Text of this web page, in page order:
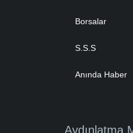
Borsalar
S.S.S
Anında Haber
Aydınlatma